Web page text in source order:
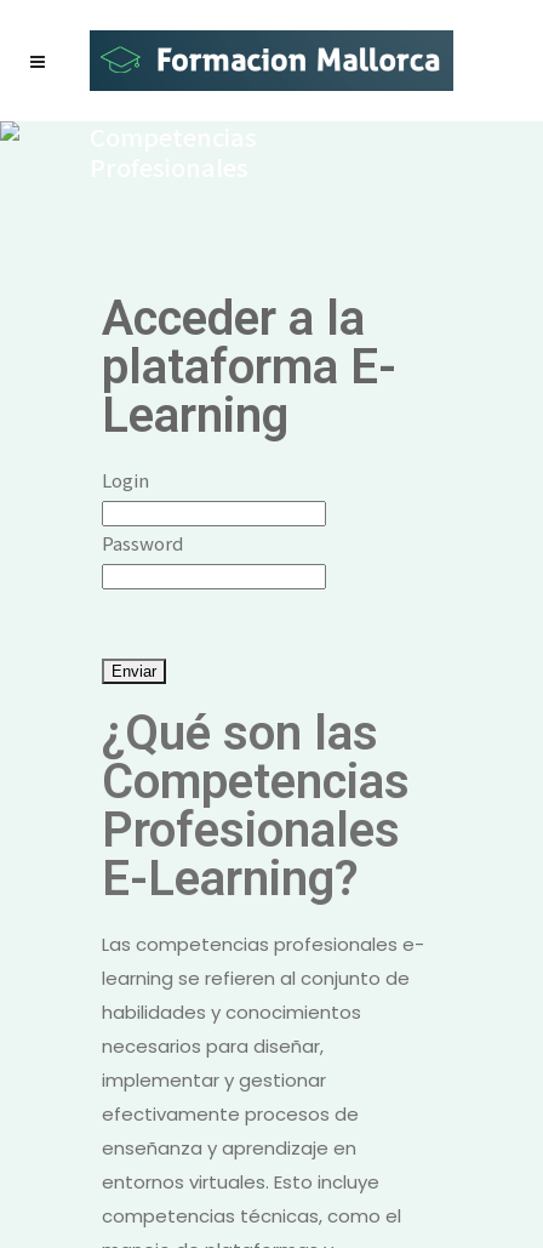
Acceder a la
plataforma E-
Learning
Login
Password
¿Qué son las
Competencias
Profesionales
E-Learning?
Las competencias profesionales e-
learning se refieren al conjunto de
habilidades y conocimientos
necesarios para diseñar,
implementar y gestionar
efectivamente procesos de
enseñanza y aprendizaje en
entornos virtuales. Esto incluye
competencias técnicas, como el